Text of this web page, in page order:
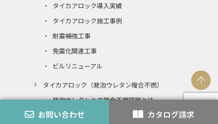
お問い合わせ カタログ請求
タイカアロック導入実績
タイカアロック施工事例
耐震補強工事
免震化関連工事
ビルリニューアル
タイカアロック（発泡ウレタン複合不燃）
発泡ウレタンとの複合不燃認定とは
エコアロック